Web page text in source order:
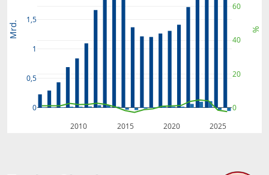
2010 2015 2020 2025
0
0,5
1
1,5
0
20
40
60
Mrd. %